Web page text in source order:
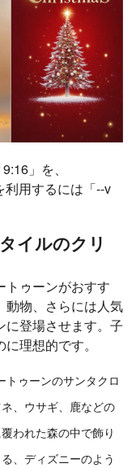
」を、
用するには「--v
イルのクリ
トゥーンがおすす
動物、さらには人気
に登場させます。子
理想的です。
トゥーンのサンタクロ
、ウサギ、鹿などの
われた森の中で飾り
、ディズニーのよう